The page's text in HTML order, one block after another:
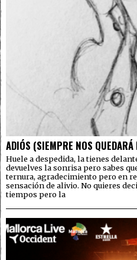
ADIÓS (SIEMPRE NOS
Huele a despedida, la tienes
devuelves la sonrisa pero sabes
ternura, agradecimiento pero en
sensación de alivio. No quieres
tiempos pero la